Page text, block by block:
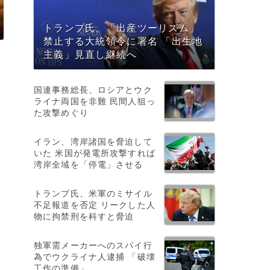
トランプ氏、「出産ツーリズム」
禁止する大統領令に署名 「出生地
主義」見直し継続へ
国連事務総長、ロシアとウク
ライナ両国を非難 民間人狙っ
た攻撃めぐり
イラン、湾岸諸国を脅迫して
いた 米国が発電所攻撃すれば
湾岸全域を「停電」させる
トランプ氏、米軍のミサイル
不足報道を否定 リークした人
物に拘禁刑を科すと脅迫
独軍需メーカーへのスパイ行
為でウクライナ人逮捕 「破壊
工作の準備」